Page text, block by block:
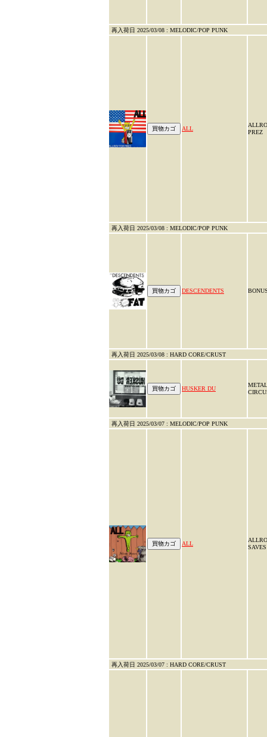
再入荷日 2025/03/08 : MELODIC/POP PUNK
ALL
PREZ
再入荷日 2025/03/08 : MELODIC/POP PUNK
DESCENDENTS
再入荷日 2025/03/08 : HARD CORE/CRUST
HUSKER DU
METAL
再入荷日 2025/03/07 : MELODIC/POP PUNK
ALL
SAVES
再入荷日 2025/03/07 : HARD CORE/CRUST